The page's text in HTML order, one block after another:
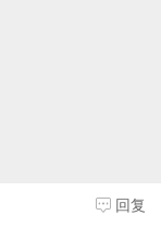
回复